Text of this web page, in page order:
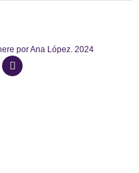
por Ana López. 2024